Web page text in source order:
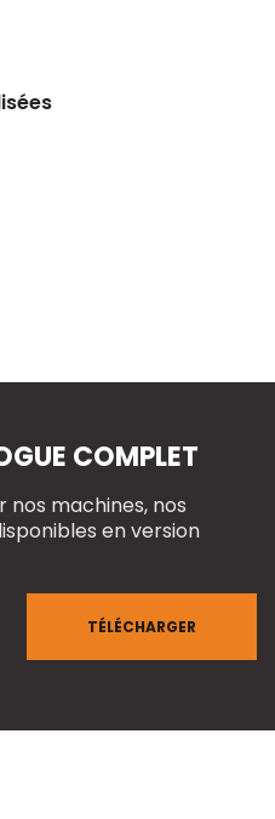
COMPLET
nos machines, nos
en version
TÉLÉCHARGER